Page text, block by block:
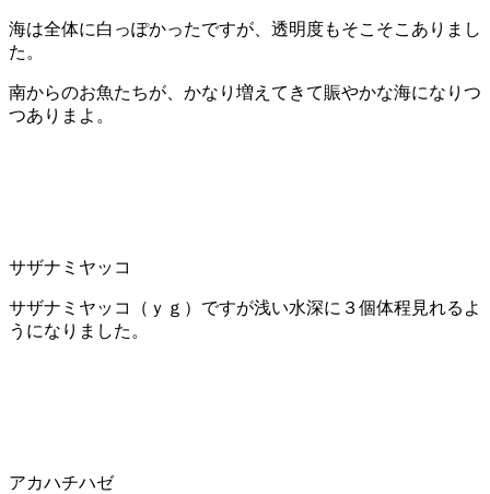
海は全体に白っぽかったですが、透明度もそこそこありまし
た。
南からのお魚たちが、かなり増えてきて賑やかな海になりつ
つありまよ。
サザナミヤッコ
サザナミヤッコ（ｙｇ）ですが浅い水深に３個体程見れるよ
うになりました。
アカハチハゼ